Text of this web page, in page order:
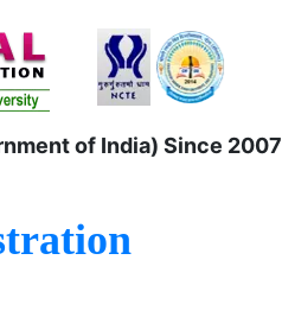
of India) Since 2007